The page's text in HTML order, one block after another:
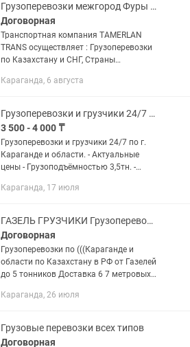
Грузоперевозки межгород Фуры тентовки площадки камазы тралы
Договорная
Транспортная компания TAMERLAN
TRANS осуществляет : Грузоперевозки
по Казахстану и СНГ, Страны
Доставка груза отдельной машиной от
Караганда, 6 августа
Грузоперевозки и грузчики 24/7 по г. Караганде и области
3 500 - 4 000 ₸
Грузоперевозки и грузчики 24/7 по г.
Караганде и области. - Актуальные
цены - Грузоподъёмностью 3,5тн. -
Осуществляем перевозку грузов:
Караганда, 17 июля
ГАЗЕЛЬ ГРУЗЧИКИ Грузоперевозки РК РФ Переезды Доставка Перевозка Пианино
Договорная
Грузоперевозки по (((Караганде и
области по Казахстану в РФ от Газелей
до 5 тонников Доставка 6 7 метровых
стройматериалов бытовой техники
Караганда, 26 июля
Грузовые перевозки всех типов
Договорная